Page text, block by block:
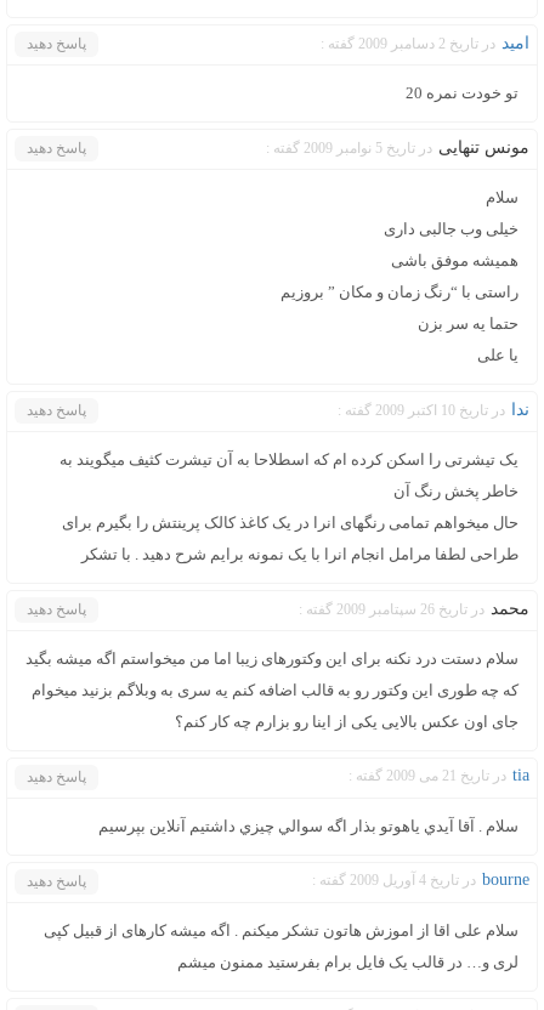
امید در تاریخ 2 دسامبر 2009 گفته : پاسخ دهید
تو خودت نمره 20
مونس تنهایی در تاریخ 5 نوامبر 2009 گفته : پاسخ دهید
سلام
خیلی وب جالبی داری
همیشه موفق باشی
راستی با “رنگ زمان و مکان ” بروزیم
حتما یه سر بزن
یا علی
ندا در تاریخ 10 اکتبر 2009 گفته : پاسخ دهید
یک تیشرتی را اسکن کرده ام که اسطلاحا به آن تیشرت کثیف میگویند به
خاطر پخش رنگ آن
حال میخواهم تمامی رنگهای انرا در یک کاغذ کالک پرینتش را بگیرم برای
طراحی لطفا مرامل انجام انرا با یک نمونه برایم شرح دهید . با تشکر
محمد در تاریخ 26 سپتامبر 2009 گفته : پاسخ دهید
سلام دستت درد نکنه برای این وکتورهای زیبا اما من میخواستم اگه میشه بگید
که چه طوری این وکتور رو به قالب اضافه کنم یه سری به وبلاگم بزنید میخوام
جای اون عکس بالایی یکی از اینا رو بزارم چه کار کنم؟
tia در تاریخ 21 می 2009 گفته : پاسخ دهید
سلام . آقا آيدي ياهوتو بذار اگه سوالي چيزي داشتيم آنلاين بپرسيم
bourne در تاریخ 4 آوریل 2009 گفته : پاسخ دهید
سلام علی اقا از اموزش هاتون تشکر میکنم . اگه میشه کارهای از قبیل کپی
لری و… در قالب یک فایل برام بفرستید ممنون میشم